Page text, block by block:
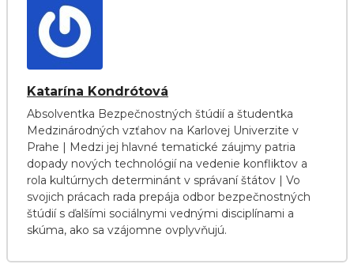
Katarína Kondrótová
Absolventka Bezpečnostných štúdií a študentka
Medzinárodných vzťahov na Karlovej Univerzite v
Prahe | Medzi jej hlavné tematické záujmy patria
dopady nových technológií na vedenie konfliktov a
rola kultúrnych determinánt v správaní štátov | Vo
svojich prácach rada prepája odbor bezpečnostných
štúdií s ďalšími sociálnymi vednými disciplínami a
skúma, ako sa vzájomne ovplyvňujú.